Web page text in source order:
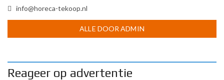
info@horeca-tekoop.nl
ALLE DOOR ADMIN
Reageer op advertentie